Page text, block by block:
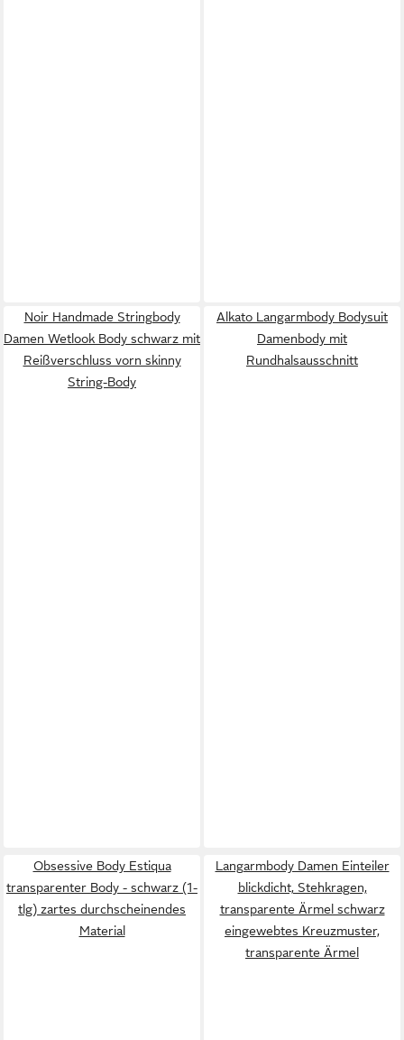
Noir Handmade Stringbody
Damen Wetlook Body schwarz mit
Reißverschluss vorn skinny
String-Body
Alkato Langarmbody Bodysuit
Damenbody mit
Rundhalsausschnitt
Obsessive Body Estiqua
transparenter Body - schwarz (1-
tlg) zartes durchscheinendes
Material
Langarmbody Damen Einteiler
blickdicht, Stehkragen,
transparente Ärmel schwarz
eingewebtes Kreuzmuster,
transparente Ärmel